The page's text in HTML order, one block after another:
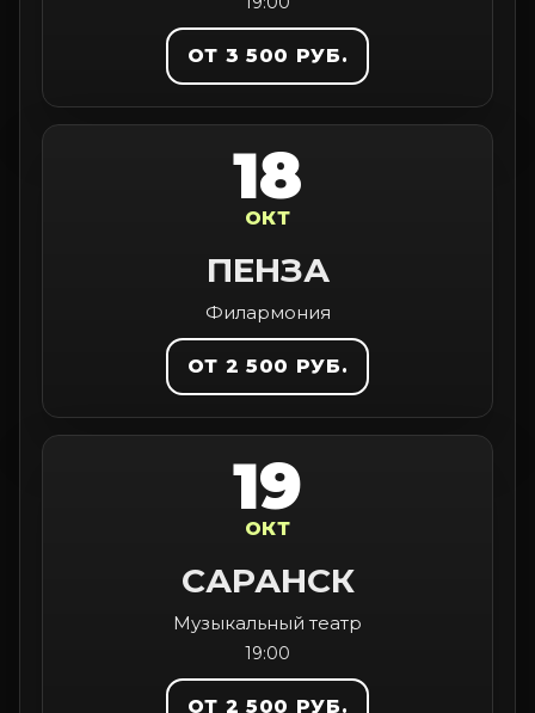
ОТ 3 500 РУБ.
18
ОКТ
ПЕНЗА
Филармония
ОТ 2 500 РУБ.
19
ОКТ
САРАНСК
Музыкальный театр
19:00
ОТ 2 500 РУБ.